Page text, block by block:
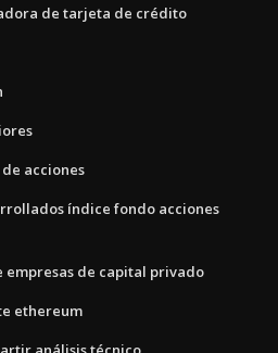
de tarjeta de crédito
acciones
índice fondo acciones
de capital privado
ethereum